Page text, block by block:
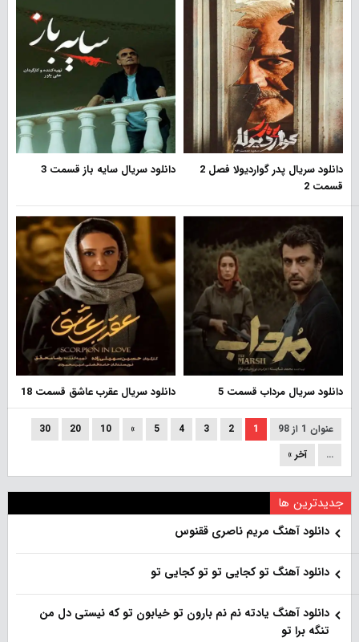
دانلود سریال پدر گواردیولا فصل 2
قسمت 2
دانلود سریال سایه باز قسمت 3
دانلود سریال مرداب قسمت 5 دانلود سریال عقرب عاشق قسمت 18
عنوان 1 از 98 1
2
3
4
5
»
10
20
30
...
آخر »
جدیدترین ها
دانلود آهنگ مریم ناصری ققنوس
دانلود آهنگ تو کجایی تو تو کجایی تو
دانلود آهنگ یادته نم نم بارون تو خیابون تو که نیستی دل من
تنگه برا تو